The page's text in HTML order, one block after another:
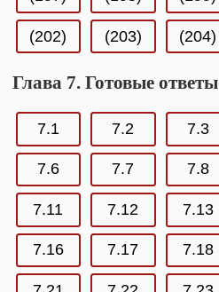
(202) (203) (204)
Глава 7. Готовые ответы
7.1 7.2 7.3
7.6 7.7 7.8
7.11 7.12 7.13
7.16 7.17 7.18